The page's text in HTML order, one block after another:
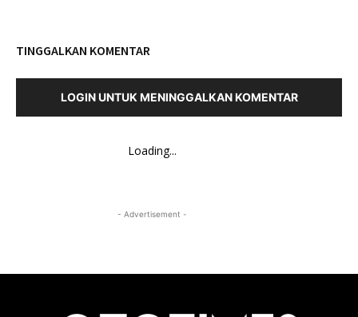
TINGGALKAN KOMENTAR
LOGIN UNTUK MENINGGALKAN KOMENTAR
Loading...
- Advertisement -